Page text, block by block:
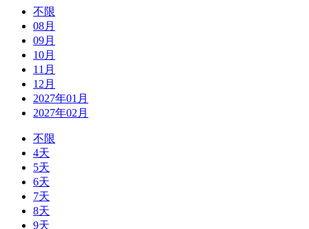
不限
08月
09月
10月
11月
12月
2027年01月
2027年02月
不限
4天
5天
6天
7天
8天
9天